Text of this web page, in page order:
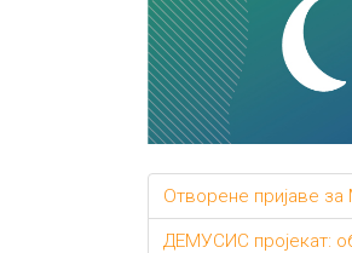
Отворене пријаве
ДЕМУСИС пројекат: